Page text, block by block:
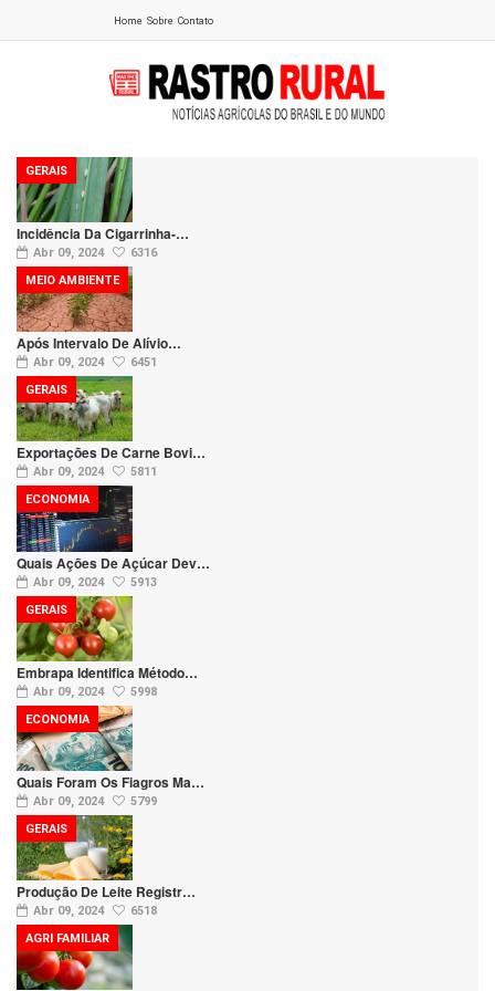
Home Sobre Contato
Incidência Da Cigarrinha-…
Abr 09, 2024 6316
GERAIS
Após Intervalo De Alívio…
Abr 09, 2024 6451
MEIO AMBIENTE
Exportações De Carne Bovi…
Abr 09, 2024 5811
GERAIS
Quais Ações De Açúcar Dev…
Abr 09, 2024 5913
ECONOMIA
Embrapa Identifica Método…
Abr 09, 2024 5998
GERAIS
Quais Foram Os Fiagros Ma…
Abr 09, 2024 5799
ECONOMIA
Produção De Leite Registr…
Abr 09, 2024 6518
GERAIS
AGRI FAMILIAR